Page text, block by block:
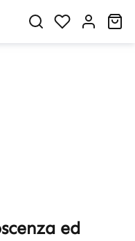
You have 0
ed